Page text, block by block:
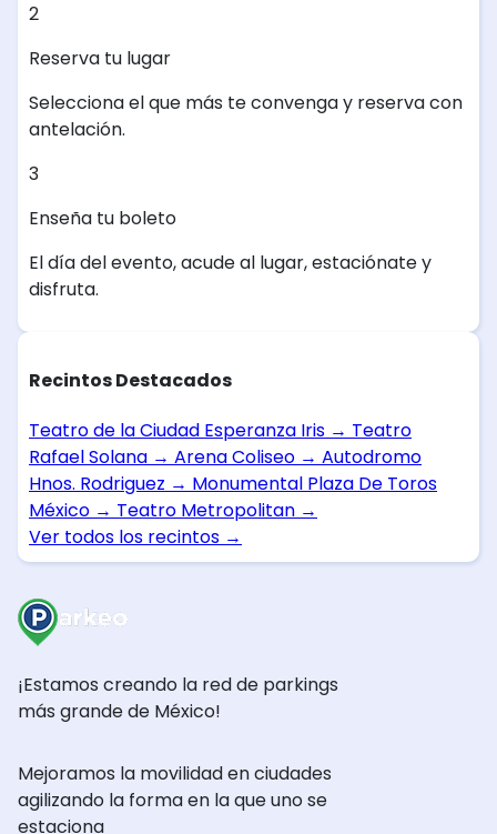
2
Reserva tu lugar
Selecciona el que más te convenga y reserva con
antelación.
3
Enseña tu boleto
El día del evento, acude al lugar, estaciónate y
disfruta.
Recintos Destacados
Teatro de la Ciudad Esperanza Iris → Teatro
Rafael Solana → Arena Coliseo → Autodromo
Hnos. Rodriguez → Monumental Plaza De Toros
México → Teatro Metropolitan →
Ver todos los recintos →
¡Estamos creando la red de parkings
más grande de México!
Mejoramos la movilidad en ciudades
agilizando la forma en la que uno se
estaciona